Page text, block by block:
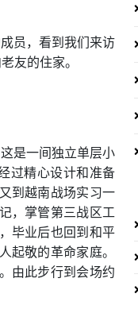
员，看到我们来访
友的住家。
是一间独立单层小
过精心设计和准备
到越南战场实习一
，掌管第三战区工
毕业后也回到和平
敬的革命家庭。
由此步行到会场约